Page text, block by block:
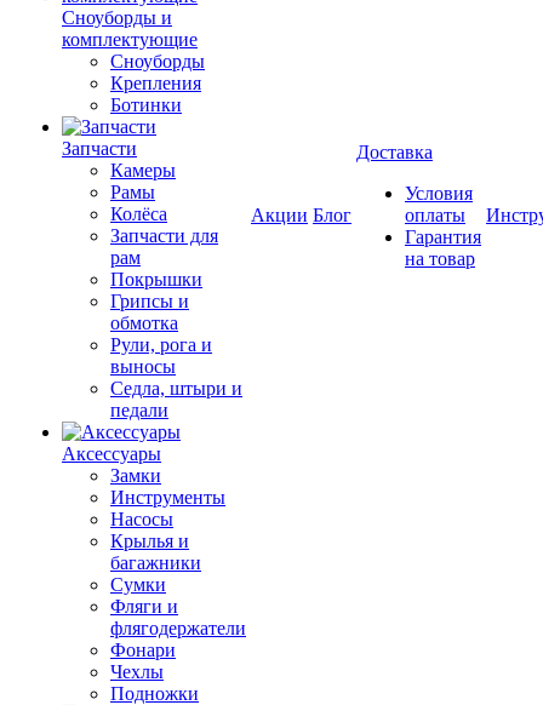
Cноуборды и
комплектующие
Сноуборды
Крепления
Ботинки
Запчасти
Камеры
Рамы
Колёса
Запчасти для
рам
Покрышки
Грипсы и
обмотка
Рули, рога и
выносы
Седла, штыри и
педали
Аксессуары
Замки
Инструменты
Насосы
Крылья и
багажники
Сумки
Фляги и
флягодержатели
Фонари
Чехлы
Подножки
Акции Блог
Доставка
Условия
оплаты
Гарантия
на товар